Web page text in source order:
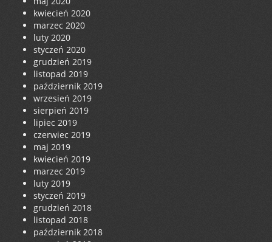
kwiecień 2020
marzec 2020
luty 2020
styczeń 2020
grudzień 2019
listopad 2019
październik 2019
wrzesień 2019
sierpień 2019
lipiec 2019
czerwiec 2019
maj 2019
kwiecień 2019
marzec 2019
luty 2019
styczeń 2019
grudzień 2018
listopad 2018
październik 2018